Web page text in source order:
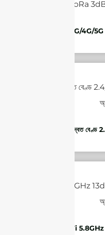
2G/3G/4G/5G
WiFi দ্বৈত
WiFi 5.8GHz